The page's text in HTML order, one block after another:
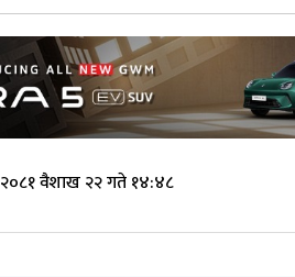
२०८१ वैशाख २२ गते १४:४८